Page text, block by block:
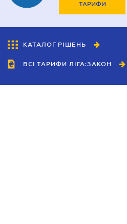
ТАРИФИ
КАТАЛОГ РІШЕНЬ
ВСІ ТАРИФИ ЛІГА:ЗАКОН